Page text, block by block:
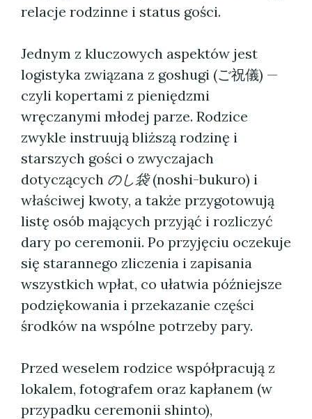
relacje rodzinne i status gości.
Jednym z kluczowych aspektów jest
logistyka związana z goshugi (ご祝儀) —
czyli kopertami z pieniędzmi
wręczanymi młodej parze. Rodzice
zwykle instruują bliższą rodzinę i
starszych gości o zwyczajach
dotyczących のし袋(noshi-bukuro) i
właściwej kwoty, a także przygotowują
listę osób mających przyjąć i rozliczyć
dary po ceremonii. Po przyjęciu oczekuje
się starannego zliczenia i zapisania
wszystkich wpłat, co ułatwia późniejsze
podziękowania i przekazanie części
środków na wspólne potrzeby pary.
Przed weselem rodzice współpracują z
lokalem, fotografem oraz kapłanem (w
przypadku ceremonii shinto),